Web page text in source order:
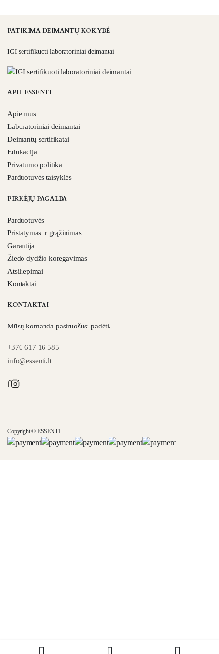
PATIKIMA DEIMANTŲ KOKYBĖ
IGI sertifikuoti laboratoriniai deimantai
APIE ESSENTI
Apie mus
Laboratoriniai deimantai
Deimantų sertifikatai
Edukacija
Privatumo politika
Parduotuvės taisyklės
PIRKĖJŲ PAGALBA
Parduotuvės
Pristatymas ir grąžinimas
Garantija
Žiedo dydžio koregavimas
Atsiliepimai
Kontaktai
KONTAKTAI
Mūsų komanda pasiruošusi padėti.
+370 617 16 585
info@essenti.lt
f
Copyright © ESSENTI